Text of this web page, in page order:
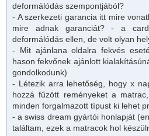
deformálódás szempontjából?
- A szerkezeti garancia itt mire
mire adnak garanciát? - a
deformálódás ellen, de volt olyan
- Mit ajánlana oldalra fekvés
hason fekvőnek ajánlott
gondolkodunk)
- Létezik arra lehetőség, hogy x
hozzá fűzött reményeket a matrac
minden forgalmazott típust ki lehet
- a swiss dream gyártói honlapját
találtam, ezek a matracok hol